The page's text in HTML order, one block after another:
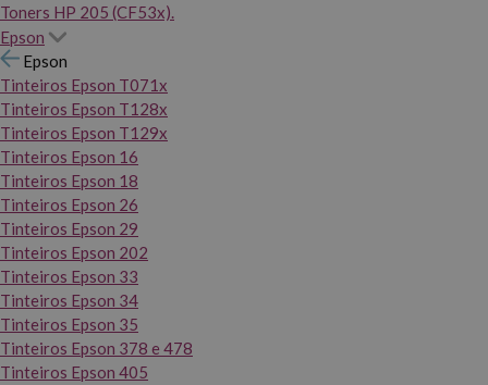
Toners HP 205 (CF53x).
Epson
Epson
Tinteiros Epson T071x
Tinteiros Epson T128x
Tinteiros Epson T129x
Tinteiros Epson 16
Tinteiros Epson 18
Tinteiros Epson 26
Tinteiros Epson 29
Tinteiros Epson 202
Tinteiros Epson 33
Tinteiros Epson 34
Tinteiros Epson 35
Tinteiros Epson 378 e 478
Tinteiros Epson 405